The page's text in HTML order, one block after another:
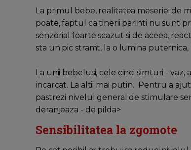
La primul bebe, realitatea meseriei de
poate, faptul ca tinerii parinti nu sunt
senzorial foarte scazut si de aceea,
sta un pic stramt, la o lumina
La unii bebelusi, cele cinci simturi - vaz,
incarcat. La altii mai putin. Pentru a
pastrezi nivelul general de stimulare
deranjeaza - de pilda>
Sensibilitatea la zgomote